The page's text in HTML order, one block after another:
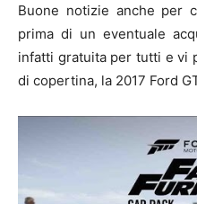
Buone notizie anche per
prima di un eventuale
infatti gratuita per tutti e vi
di copertina, la 2017 Ford